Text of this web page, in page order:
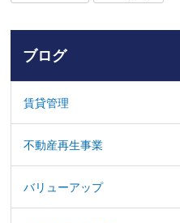
ブログ
賃貸管理
不動産再生事業
バリューアップ